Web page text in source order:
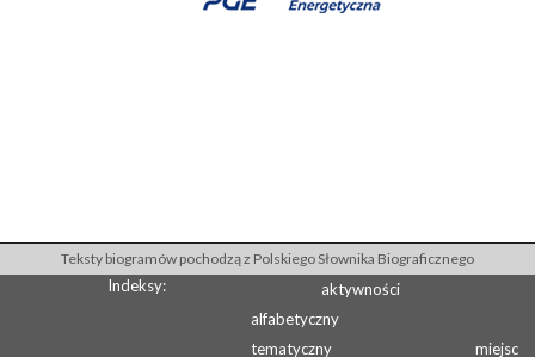
Teksty biogramów pochodzą z Polskiego Słownika Biograficznego
Indeksy:
aktywności
alfabetyczny
tematyczny
miejsc